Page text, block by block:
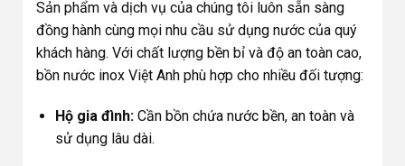
Sản phẩm và dịch vụ của chúng tôi luôn sẵn sàng
đồng hành cùng mọi nhu cầu sử dụng nước của quý
khách hàng. Với chất lượng bền bỉ và độ an toàn cao,
bồn nước inox Việt Anh phù hợp cho nhiều đối tượng:
Hộ gia đình:Cần bồn chứa nước bền, an toàn và
sử dụng lâu dài.